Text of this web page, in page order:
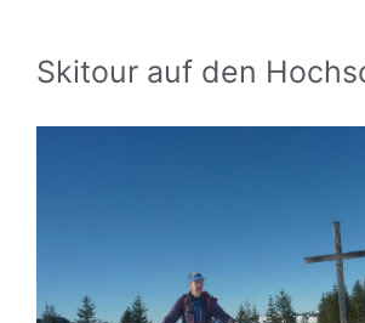
Skitour auf den